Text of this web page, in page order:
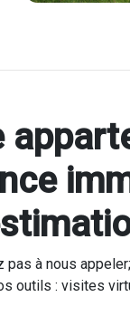
à nous
outils : visites